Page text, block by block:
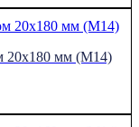
20х180 мм (М14)